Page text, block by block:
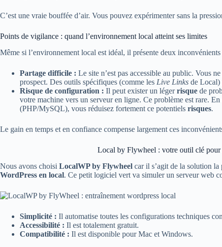
C’est une vraie bouffée d’air. Vous pouvez expérimenter sans la
Points de vigilance : quand l’environnement local atteint ses limites
Même si l’environnement local est idéal, il présente deux
Partage difficile : Le site n’est pas accessible au public. Vous
prospect. Des outils spécifiques (comme les Live Links de Local)
Risque de configuration : Il peut exister un légerrisque de
votre machine vers un serveur en ligne. Ce problème est rare.
(PHP/MySQL), vous réduisez fortement ce potentiels risques.
Le gain en temps et en confiance compense largement ces
Local by Flywheel : votre outil clé pour
Nous avons choisi LocalWP by Flywheel car il s’agit de la solution
WordPress en local. Ce petit logiciel vert va simuler un serveur web
Simplicité : Il automatise toutes les configurations techniques
Accessibilité : Il est totalement gratuit.
Compatibilité : Il est disponible pour Mac et Windows.